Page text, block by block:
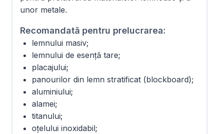
unor metale.
Recomandată pentru prelucrarea:
lemnului masiv;
lemnului de esență tare;
placajului;
panourilor din lemn stratificat (blockboard);
aluminiului;
alamei;
titanului;
oțelului inoxidabil;